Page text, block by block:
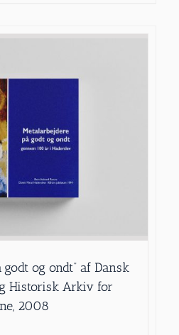
godt og ondt” af Dansk
Historisk Arkiv for
2008